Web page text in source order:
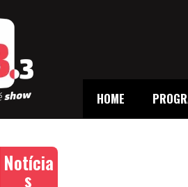
HOME
Notícia
s